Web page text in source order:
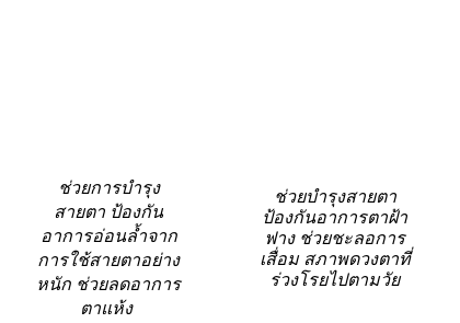
ช่วยการบำรุง
สายตา ป้องกัน
อาการอ่อนล้ำจาก
การใช้สายตาอย่าง
หนัก ช่วยลดอาการ
ตาแห้ง
ช่วยบำรุงสายตา
ป้องกันอาการตาฝ้า
ฟาง ช่วยชะลอการ
เสื่อม สภาพดวงตาที่
ร่วงโรยไปตามวัย